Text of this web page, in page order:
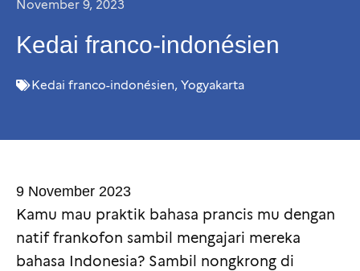
November 9, 2023
Kedai franco-indonésien
Kedai franco-indonésien, Yogyakarta
9 November 2023
Kamu mau praktik bahasa prancis mu dengan
natif frankofon sambil mengajari mereka
bahasa Indonesia? Sambil nongkrong di